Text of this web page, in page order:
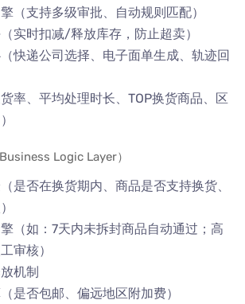
（支持多级审批、自动规则匹配）
实时扣减/释放库存，防止超卖）
快递公司选择、电子面单生成、轨迹回
率、平均处理时长、TOP换货商品、区
Logic Layer）
是否在换货期内、商品是否支持换货、
（如：7天内未拆封商品自动通过；高
审核）
机制
是否包邮、偏远地区附加费）